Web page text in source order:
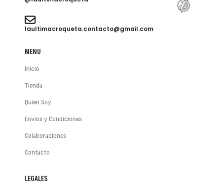
laultimacroqueta.contacto@gmail.com
MENU
Inicio
Tienda
Quien Soy
Envíos y Condiciones
Colaboraciones
Contacto
LEGALES